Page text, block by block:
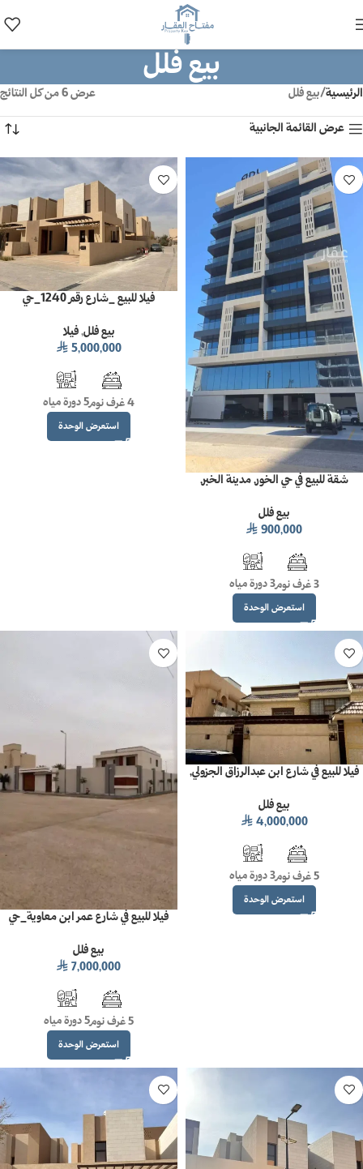
بيع فلل
الرئيسية بيع فلل
عرض ⁦6⁩ من كل النتائج
عرض القائمة الجانبية
شقة للبيع في حي الخور, مدينة الخبر,
بيع فلل
⃁900,000
3 غرف نوم 3 دورة مياه
استعرض الوحدة
فيلا للبيع _شارع رقم 1240_حي
بيع فلل,فيلا
⃁5,000,000
4 غرف نوم 5 دورة مياه
استعرض الوحدة
فيلا للبيع في شارع ابن عبدالرزاق الجزولي,
بيع فلل
⃁4,000,000
5 غرف نوم 3 دورة مياه
استعرض الوحدة
فيلا للبيع في شارع عمر ابن معاوية_حي
الرياض_1500م²بيع فلل
⃁7,000,000
5 غرف نوم 5 دورة مياه
استعرض الوحدة